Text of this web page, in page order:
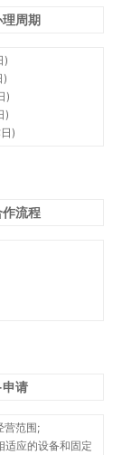
周期
)
)
)
)
)
流程
请
营范围;
适应的设备和固定